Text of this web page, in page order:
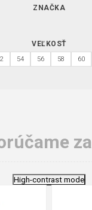
ZNAČKA
VEĽKOSŤ
54 56 58 60
High-contrast mode